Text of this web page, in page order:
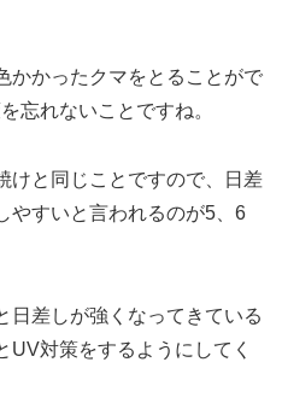
かかったクマをとることがで
忘れないことですね。
けと同じことですので、日差
やすいと言われるのが5、6
日差しが強くなってきている
UV対策をするようにしてく